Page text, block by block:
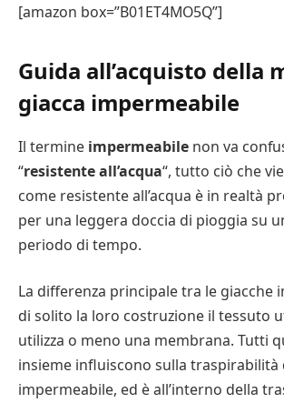
[amazon box=”B01ET4MO5Q”]
Guida all’acquisto della
giacca impermeabile
Il termine impermeabile non va
“resistente all’acqua“, tutto ciò che
come resistente all’acqua è in realtà
per una leggera doccia di pioggia su
periodo di tempo.
La differenza principale tra le giacche
di solito la loro costruzione il tessuto
utilizza o meno una membrana. Tutti
insieme influiscono sulla traspirabilità
impermeabile, ed è all’interno della